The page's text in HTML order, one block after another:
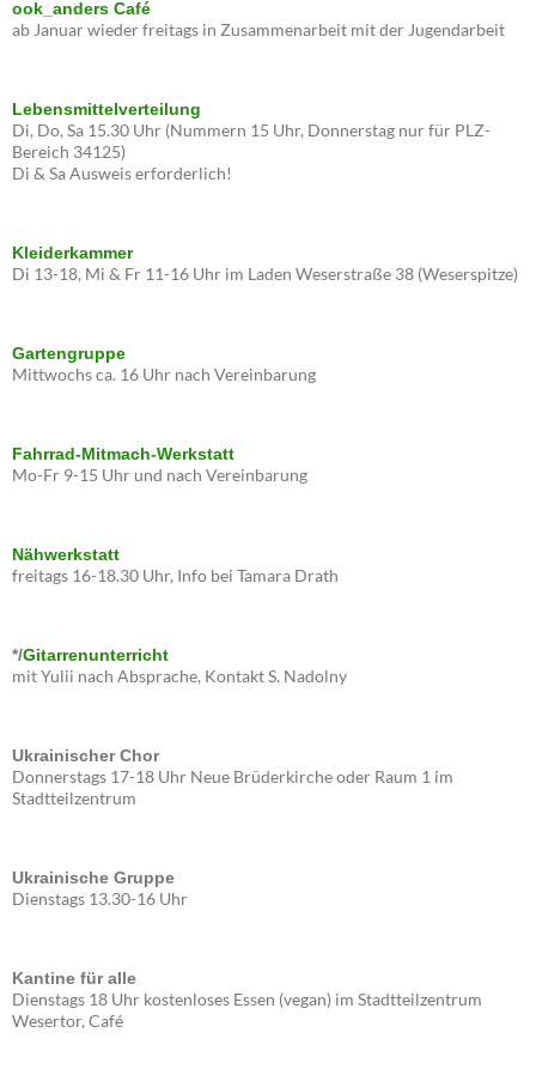
ook_anders Café
ab Januar wieder freitags in Zusammenarbeit mit der Jugendarbeit
Lebensmittelverteilung
Di, Do, Sa 15.30 Uhr (Nummern 15 Uhr, Donnerstag nur für PLZ-
Bereich 34125)
Di & Sa Ausweis erforderlich!
Kleiderkammer
Di 13-18, Mi & Fr 11-16 Uhr im Laden Weserstraße 38 (Weserspitze)
Gartengruppe
Mittwochs ca. 16 Uhr nach Vereinbarung
Fahrrad-Mitmach-Werkstatt
Mo-Fr 9-15 Uhr und nach Vereinbarung
Nähwerkstatt
freitags 16-18.30 Uhr, Info bei Tamara Drath
*/Gitarrenunterricht
mit Yulii nach Absprache, Kontakt S. Nadolny
Ukrainischer Chor
Donnerstags 17-18 Uhr Neue Brüderkirche oder Raum 1 im
Stadtteilzentrum
Ukrainische Gruppe
Dienstags 13.30-16 Uhr
Kantine für alle
Dienstags 18 Uhr kostenloses Essen (vegan) im Stadtteilzentrum
Wesertor, Café